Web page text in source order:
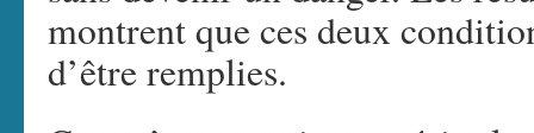
montrent que ces deux
d’être remplies.